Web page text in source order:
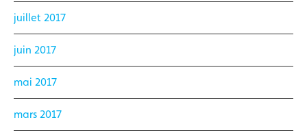
juillet 2017
juin 2017
mai 2017
mars 2017